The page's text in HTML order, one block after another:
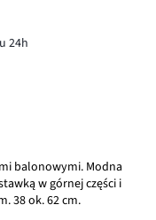
24h
balonowymi. Modna
w górnej części i
38 ok. 62 cm.